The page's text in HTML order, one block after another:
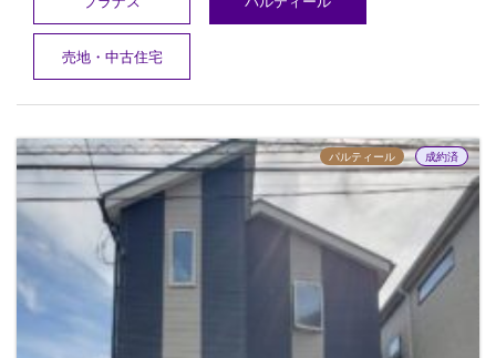
売地・中古住宅
パルティール 成約済